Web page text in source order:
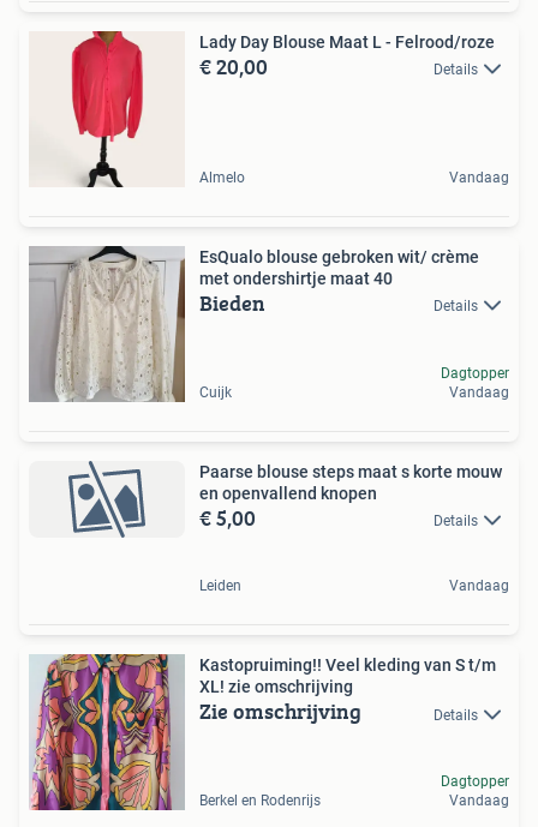
Lady Day Blouse Maat L - Felrood/roze
€ 20,00 Details
Almelo Vandaag
EsQualo blouse gebroken wit/ crème
met ondershirtje maat 40
Bieden Details
Cuijk
Dagtopper
Vandaag
Paarse blouse steps maat s korte mouw
en openvallend knopen
€ 5,00 Details
Leiden Vandaag
Kastopruiming!! Veel kleding van S t/m
XL! zie omschrijving
Zie omschrijving Details
Berkel en Rodenrijs
Dagtopper
Vandaag